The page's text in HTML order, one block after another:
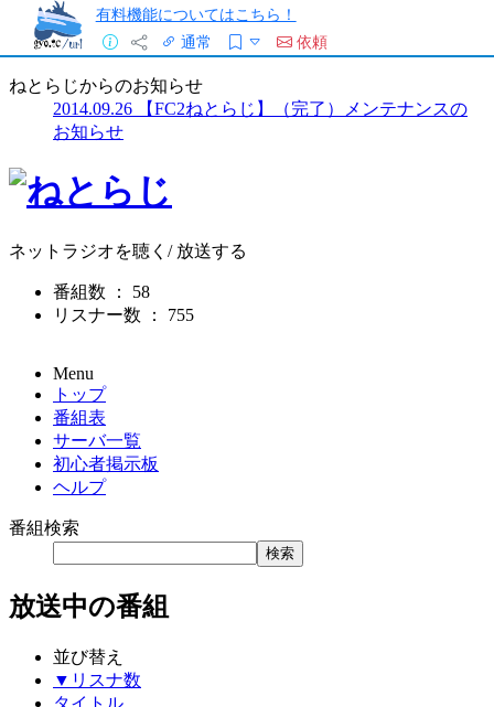
有料機能についてはこちら！
通常
依頼